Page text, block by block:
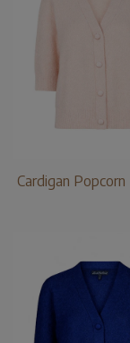
Cardigan